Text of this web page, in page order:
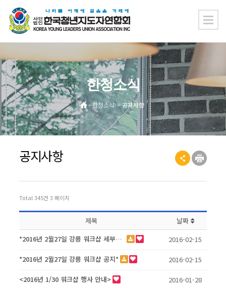
한청소식
>한청소식>공지사항
공지사항
Total 345건 3 페이지
제목
날짜
*2016년 2월27일 강릉 워크샵 세부일정표*
2016-02-15
*2016년 2월27일 강릉 워크샵 공지* 2016-02-15
<2016년 1/30 워크샵 행사 안내> 2016-01-28